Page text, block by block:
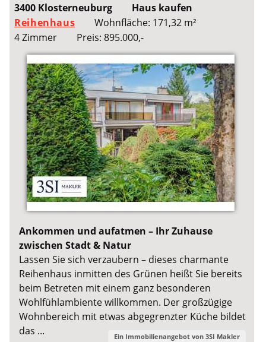
3400 Klosterneuburg
Haus kaufen
Reihenhaus
Wohnfläche: 171,32 m²
4 Zimmer
Preis: 895.000,-
Ankommen und aufatmen – Ihr Zuhause
zwischen Stadt & Natur
Lassen Sie sich verzaubern – dieses charmante
Reihenhaus inmitten des Grünen heißt Sie bereits
beim Betreten mit einem ganz besonderen
Wohlfühlambiente willkommen. Der großzügige
Wohnbereich mit etwas abgegrenzter Küche bildet
das ...
Ein Immobilienangebot von 3SI Makler